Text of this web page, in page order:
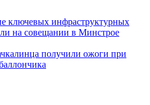
ключевых инфраструктурных
на совещании в Минстрое
получили ожоги при